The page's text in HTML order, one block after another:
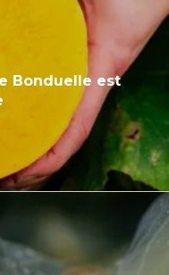
Bonduelle est